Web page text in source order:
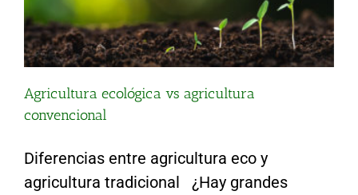
Agricultura ecológica vs agricultura
convencional
Diferencias entre agricultura eco y
agricultura tradicional ¿Hay grandes